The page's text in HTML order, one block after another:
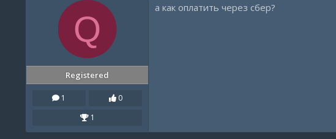
Q
Registered
1
0
1
а как оплатить через сбер?